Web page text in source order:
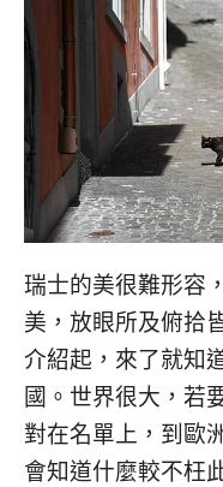
瑞士的美很難形容
美，放眼所及俯拾
介紹起，來了就知
國。世界很大，若
對在名單上，到歐
會知道什麼較不枉